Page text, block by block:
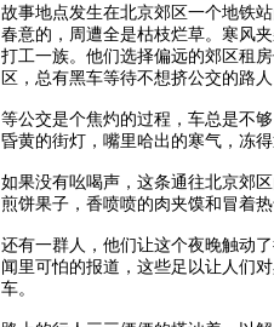
故事地点发生在北京郊区一个地铁
春意的，周遭全是枯枝烂草。寒风
打工一族。他们选择偏远的郊区租
区，总有黑车等待不想挤公交的路
等公交是个焦灼的过程，车总是不
昏黄的街灯，嘴里哈出的寒气，冻
如果没有吆喝声，这条通往北京郊
煎饼果子，香喷喷的肉夹馍和冒着
还有一群人，他们让这个夜晚触动
闻里可怕的报道，这些足以让人们
车。